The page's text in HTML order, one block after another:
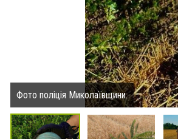
Фото поліція Миколаївщини.